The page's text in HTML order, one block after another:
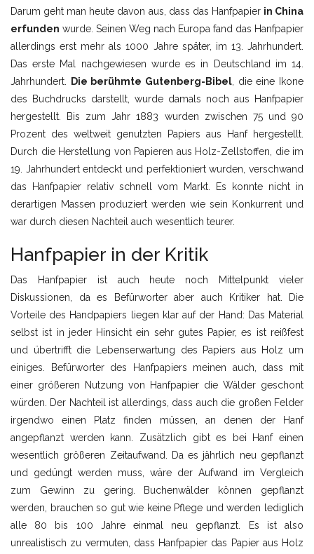
Darum geht man heute davon aus, dass das Hanfpapier in China
erfunden wurde. Seinen Weg nach Europa fand das Hanfpapier
allerdings erst mehr als 1000 Jahre später, im 13. Jahrhundert.
Das erste Mal nachgewiesen wurde es in Deutschland im 14.
Jahrhundert.
Die berühmte Gutenberg-Bibel , die eine Ikone
des Buchdrucks darstellt, wurde damals noch aus Hanfpapier
hergestellt. Bis zum Jahr 1883 wurden zwischen 75 und 90
Prozent des weltweit genutzten Papiers aus Hanf hergestellt.
Durch die Herstellung von Papieren aus Holz-Zellstoffen, die im
19. Jahrhundert entdeckt und perfektioniert wurden, verschwand
das Hanfpapier relativ schnell vom Markt. Es konnte nicht in
derartigen Massen produziert werden wie sein Konkurrent und
war durch diesen Nachteil auch wesentlich teurer.
Hanfpapier in der Kritik
Das Hanfpapier ist auch heute noch Mittelpunkt vieler
Diskussionen, da es Befürworter aber auch Kritiker hat. Die
Vorteile des Handpapiers liegen klar auf der Hand: Das Material
selbst ist in jeder Hinsicht ein sehr gutes Papier, es ist reißfest
und übertrifft die Lebenserwartung des Papiers aus Holz um
einiges. Befürworter des Hanfpapiers meinen auch, dass mit
einer größeren Nutzung von Hanfpapier die Wälder geschont
würden. Der Nachteil ist allerdings, dass auch die großen Felder
irgendwo einen Platz finden müssen, an denen der Hanf
angepflanzt werden kann. Zusätzlich gibt es bei Hanf einen
wesentlich größeren Zeitaufwand. Da es jährlich neu gepflanzt
und gedüngt werden muss, wäre der Aufwand im Vergleich
zum Gewinn zu gering. Buchenwälder können gepflanzt
werden, brauchen so gut wie keine Pflege und werden lediglich
alle 80 bis 100 Jahre einmal neu gepflanzt. Es ist also
unrealistisch zu vermuten, dass Hanfpapier das Papier aus Holz